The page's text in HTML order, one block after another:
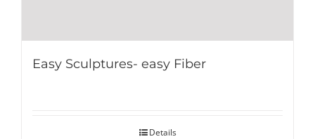
Easy Sculptures- easy Fiber
Details